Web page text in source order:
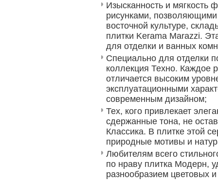
Изысканность и мягкость
рисунками, позволяющими
восточной культуре,
плитки Kerama Marazzi.
для отделки и ванных
Специально для отделки
коллекция Техно. Каждое
отличается высоким
эксплуатационными
современным дизайном;
Тех, кого привлекает
сдержанные тона, не
Классика. В плитке этой
природные мотивы и
Любителям всего
по нраву плитка Модерн,
разнообразием цветовых